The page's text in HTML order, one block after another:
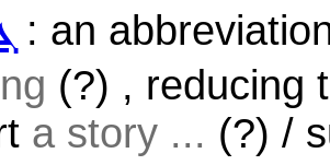
: an
(?) , reducing
a story ... (?) /